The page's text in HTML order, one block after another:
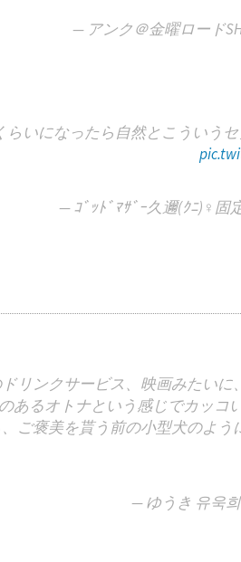
— アンク＠金曜ロード
らいになったら自然とこういう
— ｺﾞｯﾄﾞﾏｻﾞｰ久邇(ｸﾆ)‍♀️固
リンクサービス、映画みたい
あるオトナという感じでカッコ
ご褒美を貰う前の小型犬のよ
— ゆうき 유욱